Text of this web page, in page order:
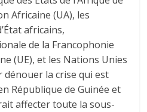
Africaine (UA), les
africains,
de la Francophonie
(UE), et les Nations Unies
la crise qui est
République de Guinée et
affecter toute la sous-